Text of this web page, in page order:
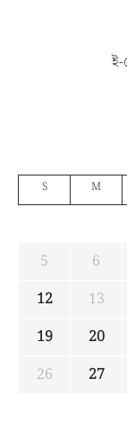
S M
5
6
12
13
19
20
26
27